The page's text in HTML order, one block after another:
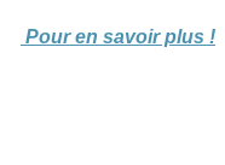
Pour en savoir plus !